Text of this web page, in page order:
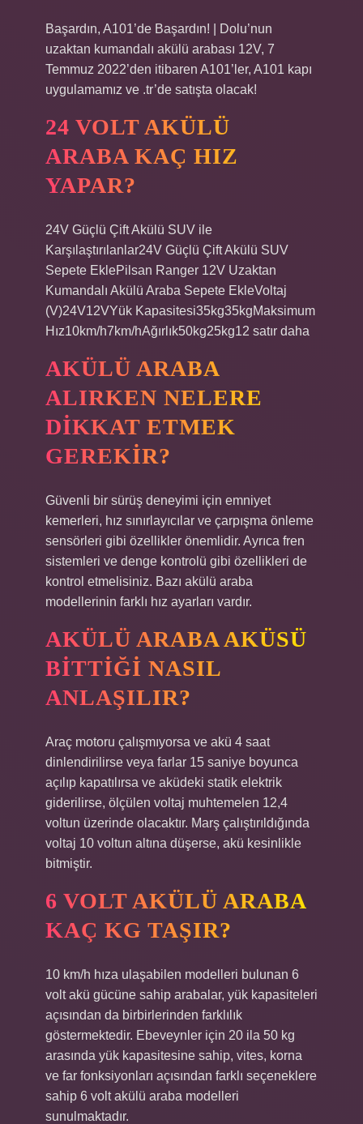
Başardın, A101’de Başardın! | Dolu’nun
uzaktan kumandalı akülü arabası 12V, 7
Temmuz 2022’den itibaren A101’ler, A101 kapı
uygulamamız ve .tr’de satışta olacak!
24 VOLT AKÜLÜ
ARABA KAÇ HIZ
YAPAR?
24V Güçlü Çift Akülü SUV ile
Karşılaştırılanlar24V Güçlü Çift Akülü SUV
Sepete EklePilsan Ranger 12V Uzaktan
Kumandalı Akülü Araba Sepete EkleVoltaj
(V)24V12VYük Kapasitesi35kg35kgMaksimum
Hız10km/h7km/hAğırlık50kg25kg12 satır daha
AKÜLÜ ARABA
ALIRKEN NELERE
DIKKAT ETMEK
GEREKIR?
Güvenli bir sürüş deneyimi için emniyet
kemerleri, hız sınırlayıcılar ve çarpışma önleme
sensörleri gibi özellikler önemlidir. Ayrıca fren
sistemleri ve denge kontrolü gibi özellikleri de
kontrol etmelisiniz. Bazı akülü araba
modellerinin farklı hız ayarları vardır.
AKÜLÜ ARABA AKÜSÜ
BITTIĞI NASIL
ANLAŞILIR?
Araç motoru çalışmıyorsa ve akü 4 saat
dinlendirilirse veya farlar 15 saniye boyunca
açılıp kapatılırsa ve aküdeki statik elektrik
giderilirse, ölçülen voltaj muhtemelen 12,4
voltun üzerinde olacaktır. Marş çalıştırıldığında
voltaj 10 voltun altına düşerse, akü kesinlikle
bitmiştir.
6 VOLT AKÜLÜ ARABA
KAÇ KG TAŞIR?
10 km/h hıza ulaşabilen modelleri bulunan 6
volt akü gücüne sahip arabalar, yük kapasiteleri
açısından da birbirlerinden farklılık
göstermektedir. Ebeveynler için 20 ila 50 kg
arasında yük kapasitesine sahip, vites, korna
ve far fonksiyonları açısından farklı seçeneklere
sahip 6 volt akülü araba modelleri
sunulmaktadır.